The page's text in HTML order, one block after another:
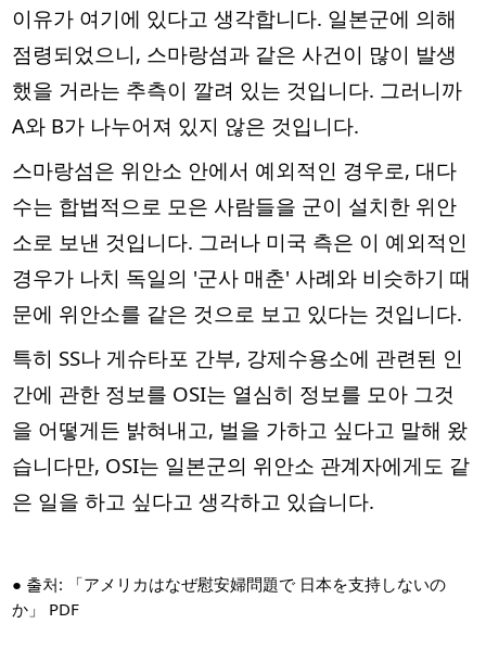
이유가 여기에 있다고 생각합니다. 일본군에 의해
점령되었으니, 스마랑섬과 같은 사건이 많이 발생
했을 거라는 추측이 깔려 있는 것입니다. 그러니까
A와 B가 나누어져 있지 않은 것입니다.
스마랑섬은 위안소 안에서 예외적인 경우로, 대다
수는 합법적으로 모은 사람들을 군이 설치한 위안
소로 보낸 것입니다. 그러나 미국 측은 이 예외적인
경우가 나치 독일의 '군사 매춘' 사례와 비슷하기 때
문에 위안소를 같은 것으로 보고 있다는 것입니다.
특히 SS나 게슈타포 간부, 강제수용소에 관련된 인
간에 관한 정보를 OSI는 열심히 정보를 모아 그것
을 어떻게든 밝혀내고, 벌을 가하고 싶다고 말해 왔
습니다만, OSI는 일본군의 위안소 관계자에게도 같
은 일을 하고 싶다고 생각하고 있습니다.
● 출처: 「アメリカはなぜ慰安婦問題で 日本を支持しないの
か」 PDF